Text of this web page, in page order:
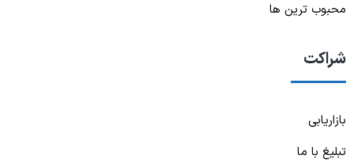
محبوب ترین ها
شراکت
بازاریابی
تبلیغ با ما